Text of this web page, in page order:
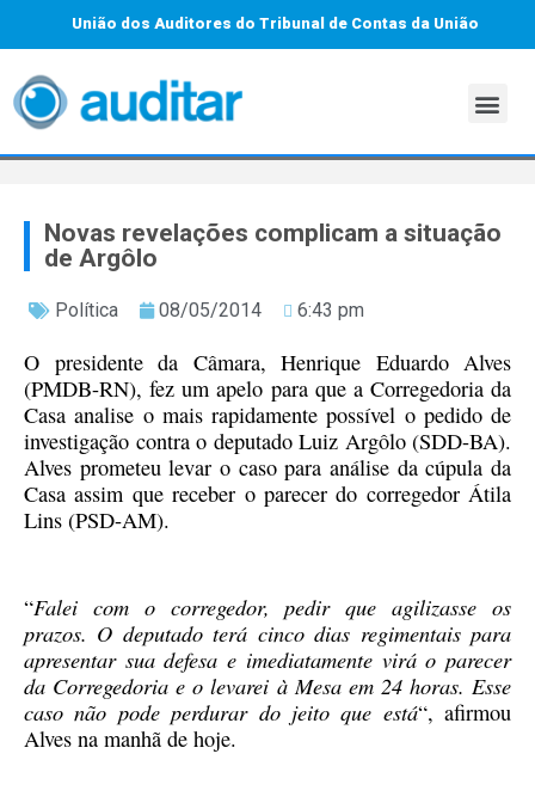
União dos Auditores do Tribunal de Contas da União
Novas revelações complicam a situação
de Argôlo
Política 08/05/2014 6:43 pm
O presidente da Câmara, Henrique Eduardo Alves
(PMDB-RN), fez um apelo para que a Corregedoria da
Casa analise o mais rapidamente possível o pedido de
investigação contra o deputado Luiz Argôlo (SDD-BA).
Alves prometeu levar o caso para análise da cúpula da
Casa assim que receber o parecer do corregedor Átila
Lins (PSD-AM).
“Falei com o corregedor, pedir que agilizasse os
prazos. O deputado terá cinco dias regimentais para
apresentar sua defesa e imediatamente virá o parecer
da Corregedoria e o levarei à Mesa em 24 horas. Esse
caso não pode perdurar do jeito que está“, afirmou
Alves na manhã de hoje.